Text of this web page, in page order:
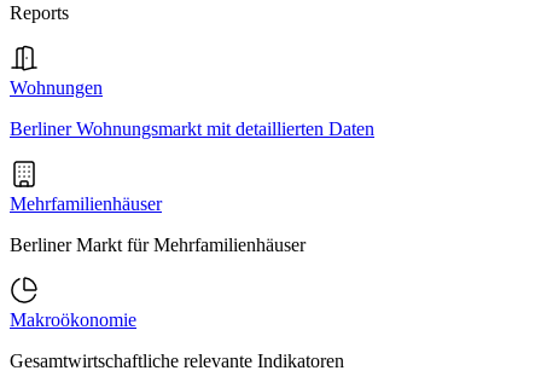
Reports
Wohnungen
Berliner Wohnungsmarkt mit detaillierten Daten
Mehrfamilienhäuser
Berliner Markt für Mehrfamilienhäuser
Makroökonomie
Gesamtwirtschaftliche relevante Indikatoren